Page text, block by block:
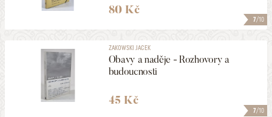
7/10
80 Kč
7/10
ZAKOWSKI JACEK
Obavy a naděje - Rozhovory a
budoucnosti
45 Kč